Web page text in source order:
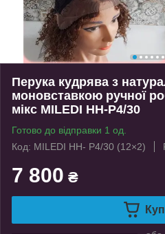
Перука кудрява з
моновставкою ручної
мікс MILEDI HH-P4/30
Готово до відправки 1 од.
Код: MILEDI HH- P4/30 (12×2)
7 800 ₴